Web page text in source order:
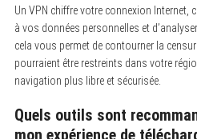
Un VPN chiffre votre connexion Internet,
à vos données personnelles et
cela vous permet de contourner la
pourraient être restreints dans votre
navigation plus libre et sécurisée.
Quels outils sont
mon expérience de